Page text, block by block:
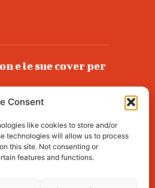
Consent
like cookies to store and/or
technologies will allow us to process
this site. Not consenting or
features and functions.
e le sue cover per